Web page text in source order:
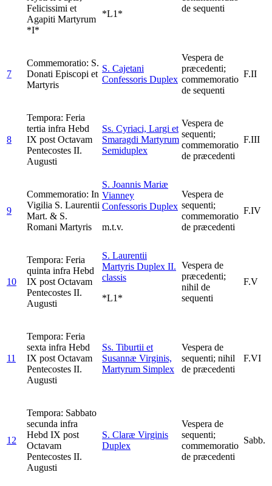
Felicissimi et
Agapiti Martyrum
*I*
*L1*
de sequenti
7
Commemoratio: S.
Donati Episcopi et
Martyris
S. Cajetani
Confessoris Duplex
Vespera de
præcedenti;
commemoratio
de sequenti
F.II
8
Tempora: Feria
tertia infra Hebd
IX post Octavam
Pentecostes II.
Augusti
Ss. Cyriaci, Largi et
Smaragdi Martyrum
Semiduplex
Vespera de
sequenti;
commemoratio
de præcedenti
F.III
9
Commemoratio: In
Vigilia S. Laurentii
Mart. & S.
Romani Martyris
S. Joannis Mariæ
Vianney
Confessoris Duplex
m.t.v.
Vespera de
sequenti;
commemoratio
de præcedenti
F.IV
10
Tempora: Feria
quinta infra Hebd
IX post Octavam
Pentecostes II.
Augusti
S. Laurentii
Martyris Duplex II.
classis
*L1*
Vespera de
præcedenti;
nihil de
sequenti
F.V
11
Tempora: Feria
sexta infra Hebd
IX post Octavam
Pentecostes II.
Augusti
Ss. Tiburtii et
Susannæ Virginis,
Martyrum Simplex
Vespera de
sequenti; nihil
de præcedenti
F.VI
12
Tempora: Sabbato
secunda infra
Hebd IX post
Octavam
Pentecostes II.
Augusti
S. Claræ Virginis
Duplex
Vespera de
sequenti;
commemoratio
de præcedenti
Sabb.